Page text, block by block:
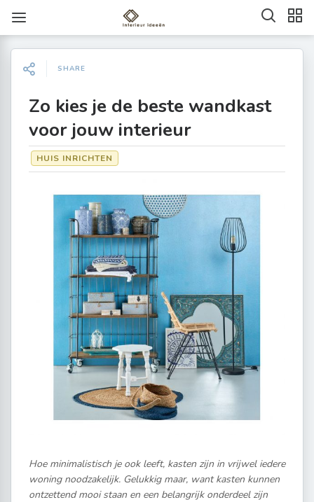
SHARE
Zo kies je de beste wandkast
voor jouw interieur
HUIS INRICHTEN
Hoe minimalistisch je ook leeft, kasten zijn in vrijwel iedere
woning noodzakelijk. Gelukkig maar, want kasten kunnen
ontzettend mooi staan en een belangrijk onderdeel zijn